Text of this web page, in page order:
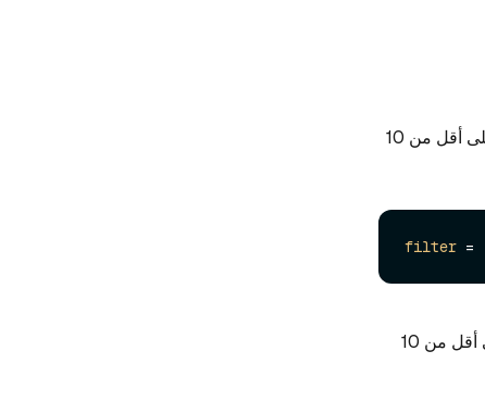
على أقل من 10
filter =
على أقل من 10